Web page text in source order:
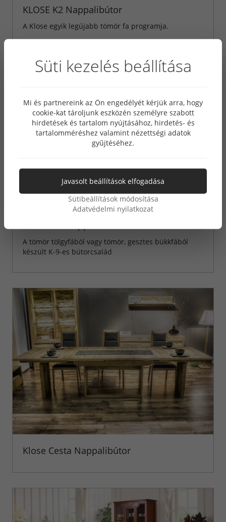
KLOSE K2 Nappalibútor
A Klose egyik legújabb tömör fa programja.
A tömör tölgyfából vagy tömör, gesztes bükkfából
készült K-9-es bútorcsalád
Klose Cesta Nappalibútor
Süti kezelés beállítása
Mi és partnereink az Ön engedélyét kérjük arra, hogy
cookie-kat tároljunk eszközén személyre szabott
hirdetések és tartalom nyújtásához, hirdetés- és
tartalomméréshez valamint nézettségi adatok
gyűjtéséhez.
Javasolt beállítások elfogadása
Sütibeállítások módosítása
Adatvédelmi nyilatkozat